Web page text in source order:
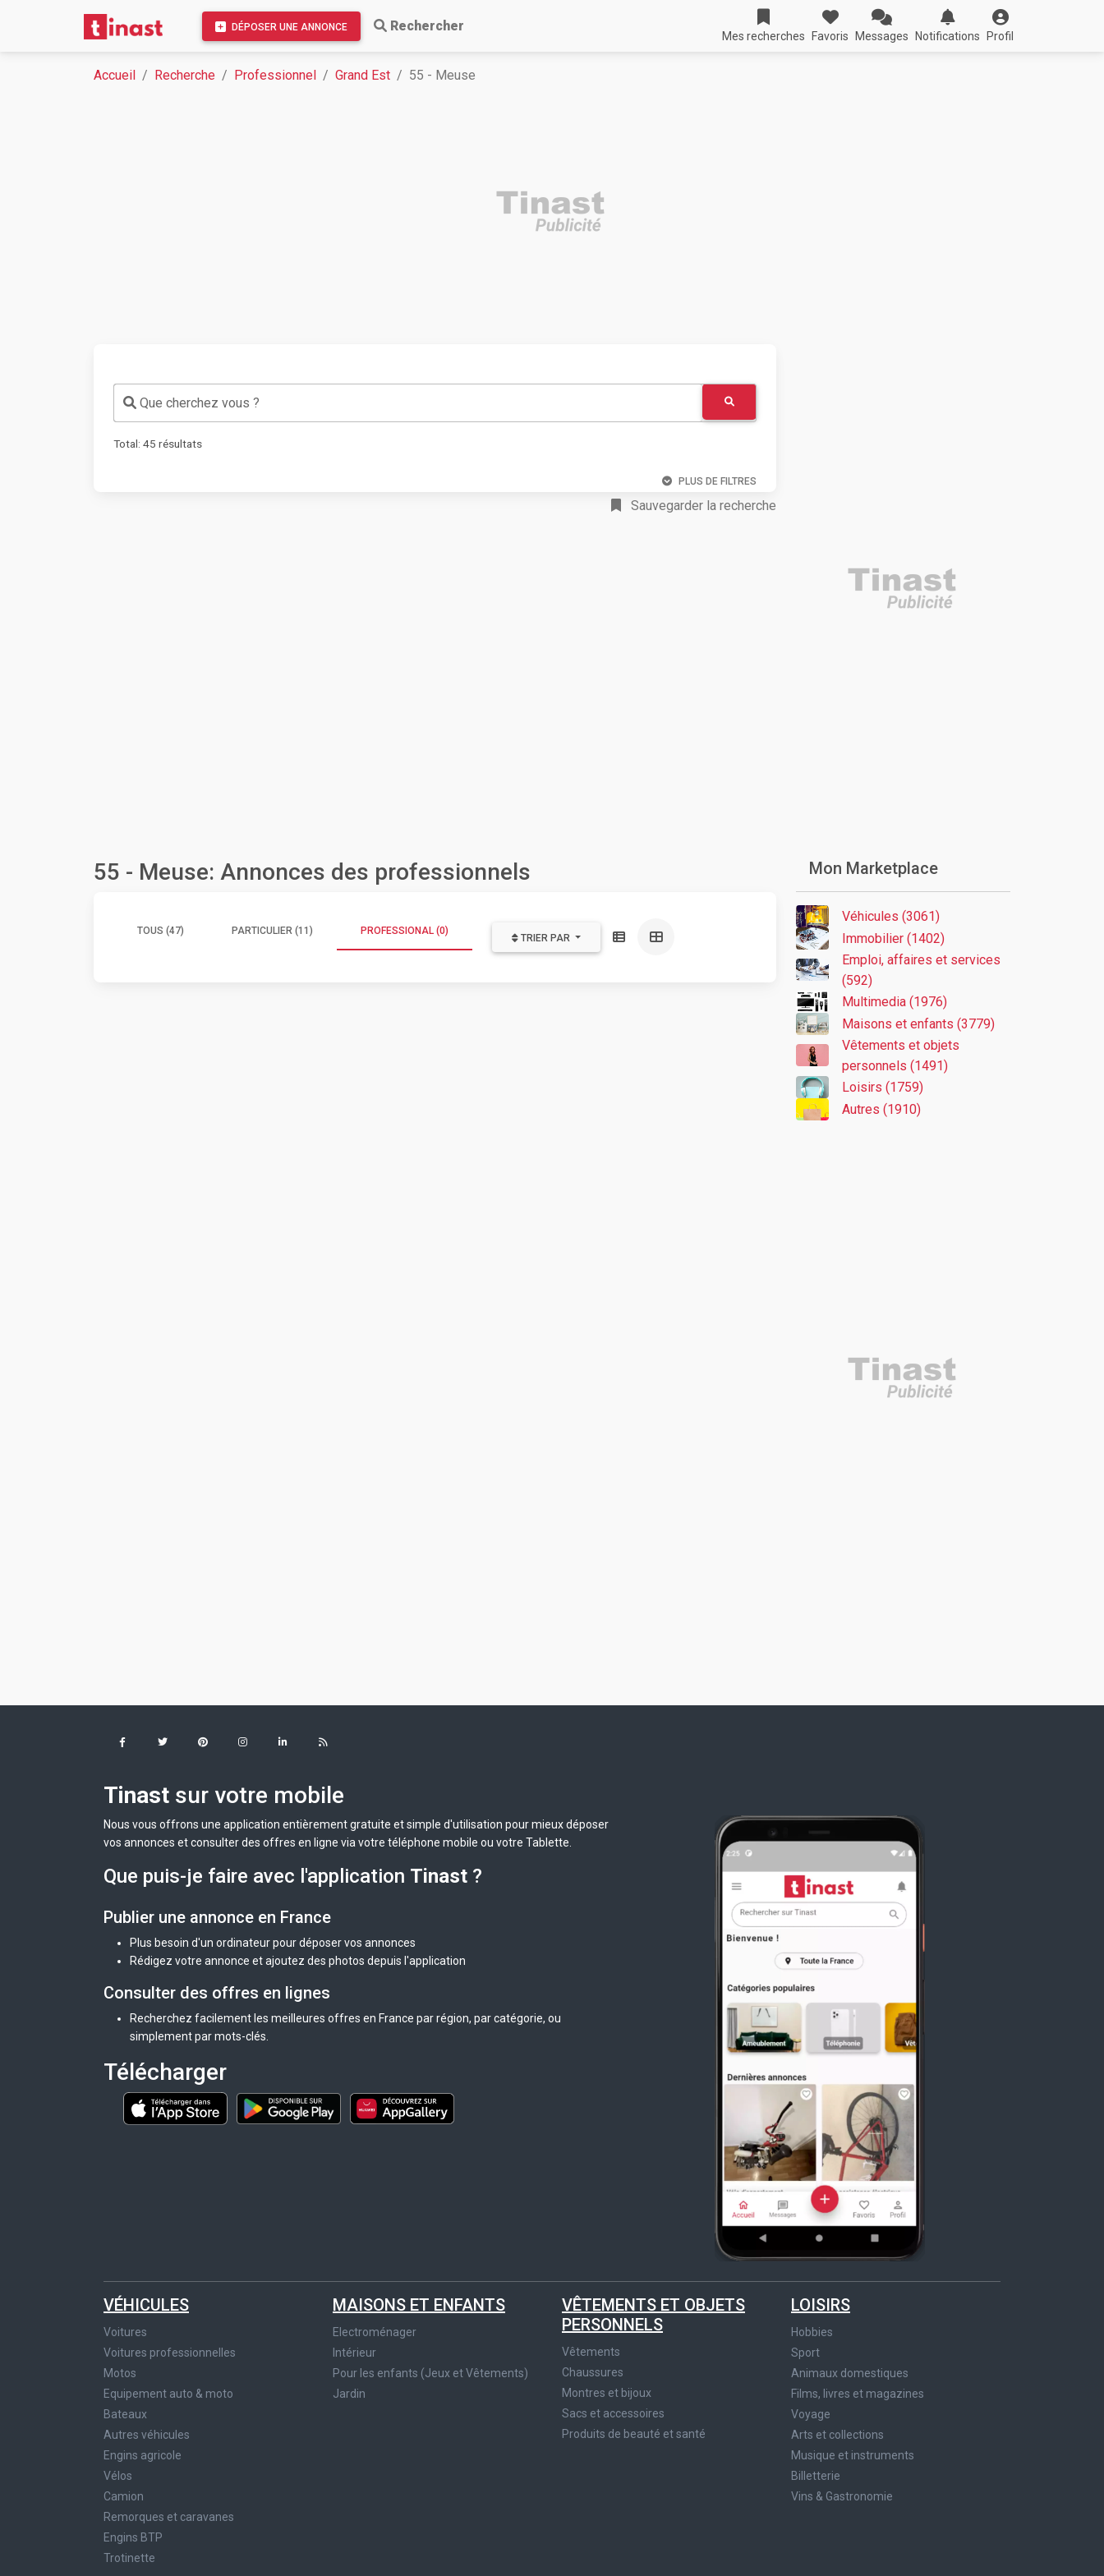
DÉPOSER UNE ANNONCE Rechercher
Mes recherches Favoris Messages Notifications Profil
Accueil Recherche Professionnel Grand Est 55 - Meuse
Que cherchez vous ?
Total: 45 résultats
PLUS DE FILTRES
Sauvegarder la recherche
55 - Meuse: Annonces des professionnels
TOUS (47) PARTICULIER (11) PROFESSIONAL (0)
TRIER PAR
Mon Marketplace
Véhicules (3061)
Immobilier (1402)
Emploi, affaires et services
(592)
Multimedia (1976)
Maisons et enfants (3779)
Vêtements et objets
personnels (1491)
Loisirs (1759)
Autres (1910)
Tinast sur votre mobile
Nous vous offrons une application entièrement gratuite et simple d'utilisation pour mieux déposer
vos annonces et consulter des offres en ligne via votre téléphone mobile ou votre Tablette.
Que puis-je faire avec l'application Tinast ?
Publier une annonce en France
Plus besoin d'un ordinateur pour déposer vos annonces
Rédigez votre annonce et ajoutez des photos depuis l'application
Consulter des offres en lignes
Recherchez facilement les meilleures offres en France par région, par catégorie, ou
simplement par mots-clés.
Télécharger
VÉHICULES
Voitures
Voitures professionnelles
Motos
Equipement auto & moto
Bateaux
Autres véhicules
Engins agricole
Vélos
Camion
Remorques et caravanes
Engins BTP
Trotinette
MAISONS ET ENFANTS
Electroménager
Intérieur
Pour les enfants (Jeux et Vêtements)
Jardin
VÊTEMENTS ET OBJETS
PERSONNELS
Vêtements
Chaussures
Montres et bijoux
Sacs et accessoires
Produits de beauté et santé
LOISIRS
Hobbies
Sport
Animaux domestiques
Films, livres et magazines
Voyage
Arts et collections
Musique et instruments
Billetterie
Vins & Gastronomie